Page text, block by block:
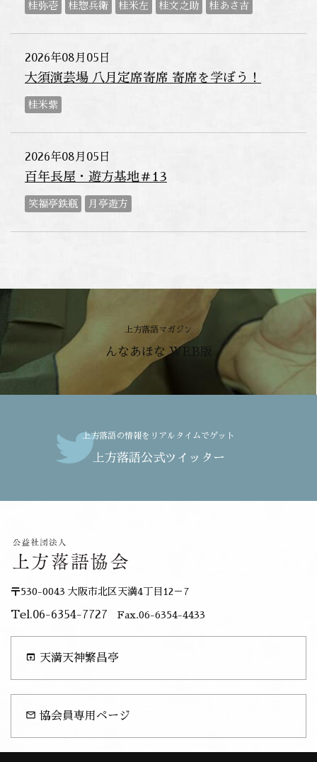
桂弥壱 桂惣兵衛 桂米左 桂文之助 桂あさ吉
2026年08月05日
大須演芸場 八月定席寄席 寄席を学ぼう！
桂米紫
2026年08月05日
百年長屋・遊方基地＃13
笑福亭鉄瓶 月亭遊方
上方落語マガジン
んなあほな WEB版
上方落語の情報をリアルタイムでゲット
上方落語公式ツイッター
〒530-0043 大阪市北区天満4丁目12－7
Tel.06-6354-7727 Fax.06-6354-4433
open_in_browser 天満天神繁昌亭
mail_outline 協会員専用ページ